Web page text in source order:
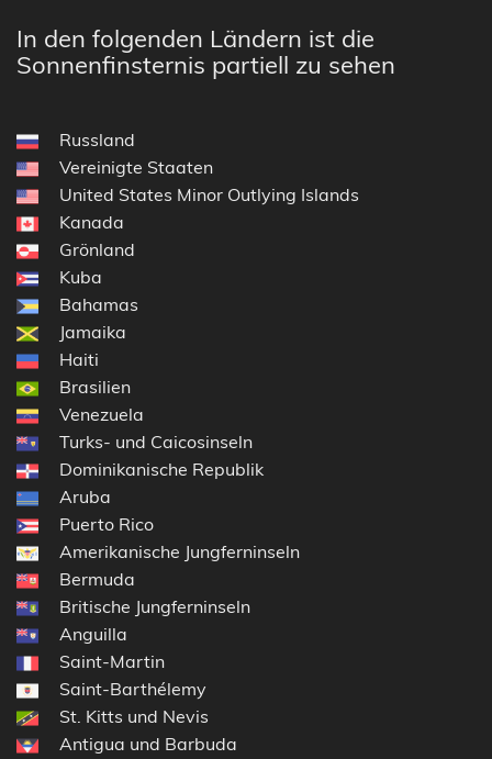
In den folgenden Ländern ist die
Sonnenfinsternis partiell zu sehen
Russland
Vereinigte Staaten
United States Minor Outlying Islands
Kanada
Grönland
Kuba
Bahamas
Jamaika
Haiti
Brasilien
Venezuela
Turks- und Caicosinseln
Dominikanische Republik
Aruba
Puerto Rico
Amerikanische Jungferninseln
Bermuda
Britische Jungferninseln
Anguilla
Saint-Martin
Saint-Barthélemy
St. Kitts und Nevis
Antigua und Barbuda